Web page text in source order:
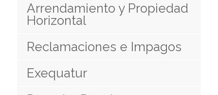
Arrendamiento y Propiedad
Horizontal
Reclamaciones e Impagos
Exequatur